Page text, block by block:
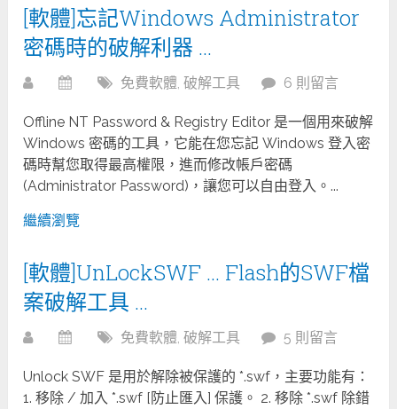
[軟體]忘記Windows Administrator
密碼時的破解利器 …
免費軟體 ,破解工具 6 則留言
Offline NT Password & Registry Editor 是一個用來破解
Windows 密碼的工具，它能在您忘記 Windows 登入密
碼時幫您取得最高權限，進而修改帳戶密碼
(Administrator Password)，讓您可以自由登入。...
繼續瀏覽
[軟體]UnLockSWF … Flash的SWF檔
案破解工具 …
免費軟體 ,破解工具 5 則留言
Unlock SWF 是用於解除被保護的 *.swf，主要功能有：
1. 移除 / 加入 *.swf [防止匯入] 保護。 2. 移除 *.swf 除錯